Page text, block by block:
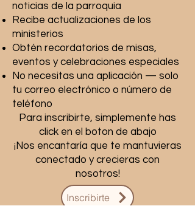
noticias de la parroquia
Recibe actualizaciones de los
ministerios
Obtén recordatorios de misas,
eventos y celebraciones especiales
No necesitas una aplicación — solo
tu correo electrónico o número de
teléfono
Para inscribirte, simplemente has
click en el boton de abajo
¡Nos encantaría que te mantuvieras
conectado y crecieras con
nosotros!
Inscribirte